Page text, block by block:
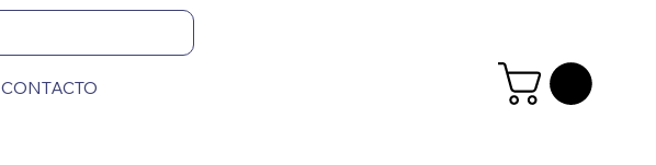
CONTACTO